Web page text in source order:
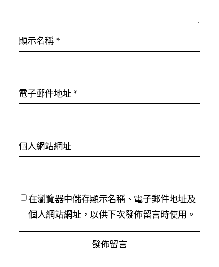
顯示名稱 *
電子郵件地址 *
個人網站網址
在瀏覽器中儲存顯示名稱、電子郵件地址及
個人網站網址，以供下次發佈留言時使用。